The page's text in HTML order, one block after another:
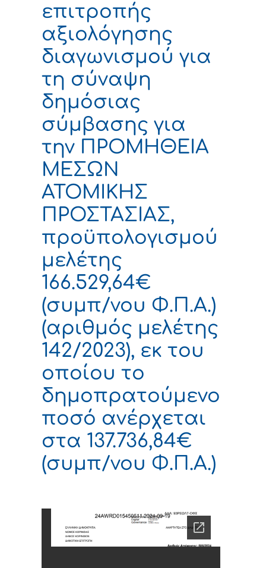
επιτροπής
αξιολόγησης
διαγωνισμού για
τη σύναψη
δημόσιας
σύμβασης για
την ΠΡΟΜΗΘΕΙΑ
ΜΕΣΩΝ
ΑΤΟΜΙΚΗΣ
ΠΡΟΣΤΑΣΙΑΣ,
προϋπολογισμού
μελέτης
166.529,64€
(συμπ/νου Φ.Π.Α.)
(αριθμός μελέτης
142/2023), εκ του
οποίου το
δημοπρατούμενο
ποσό ανέρχεται
στα 137.736,84€
(συμπ/νου Φ.Π.Α.)